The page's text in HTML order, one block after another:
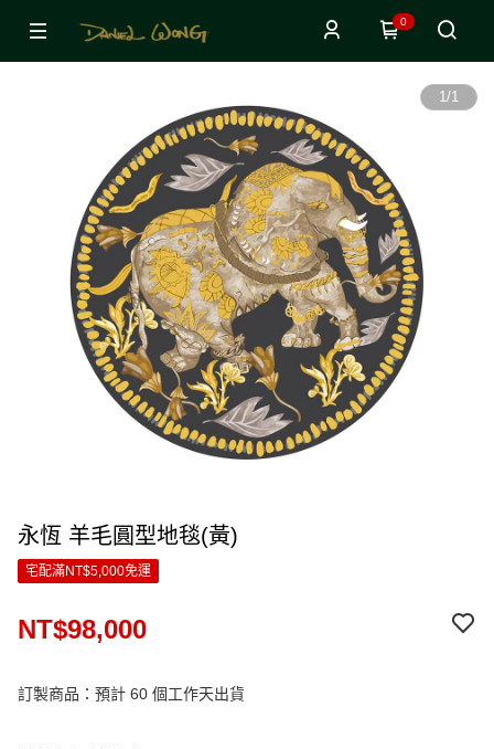
0
1/1
永恆 羊毛圓型地毯(黃)
宅配滿NT$5,000免運
NT$98,000
訂製商品：預計 60 個工作天出貨